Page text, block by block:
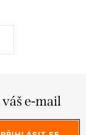
e-mail